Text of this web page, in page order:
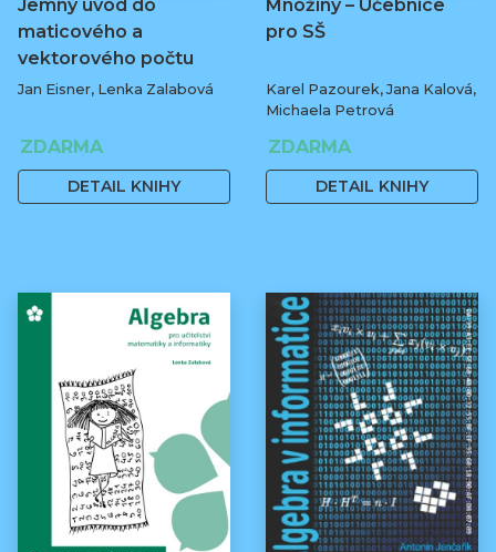
Jemný úvod do
maticového a
vektorového počtu
Jan Eisner, Lenka Zalabová
ZDARMA
DETAIL KNIHY
Množiny – Učebnice
pro SŠ
Karel Pazourek, Jana Kalová,
Michaela Petrová
ZDARMA
DETAIL KNIHY